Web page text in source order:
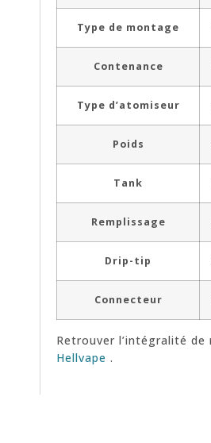
Type de montage
Contenance
Type d’atomiseur
Poids
Tank
Remplissage
Drip-tip
Connecteur
Retrouver l’intégralité
Hellvape .